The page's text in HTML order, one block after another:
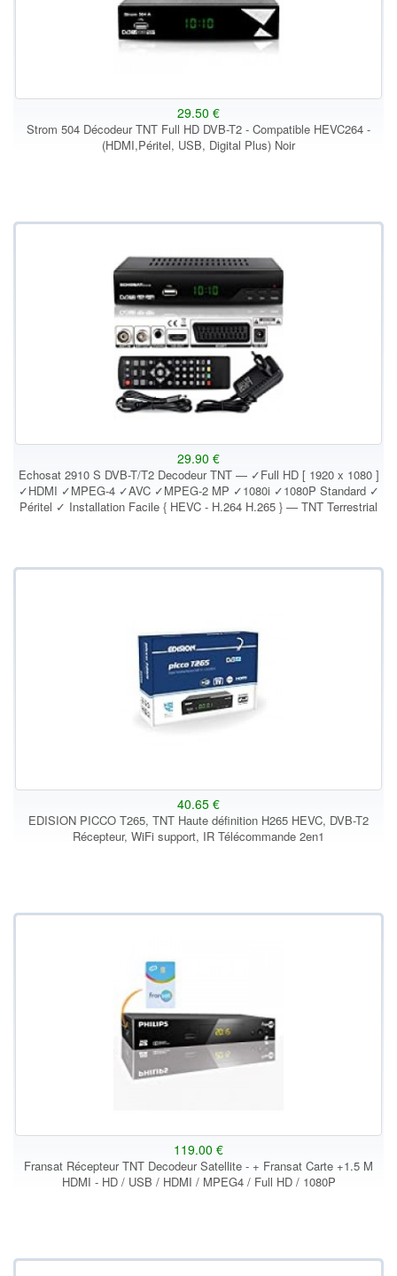
29.50 €
Strom 504 Décodeur TNT Full HD DVB-T2 - Compatible HEVC264 -
(HDMI,Péritel, USB, Digital Plus) Noir
29.90 €
Echosat 2910 S DVB-T/T2 Decodeur TNT — ✓Full HD [ 1920 x 1080 ]
✓HDMI ✓MPEG-4 ✓AVC ✓MPEG-2 MP ✓1080i ✓1080P Standard ✓
Péritel ✓ Installation Facile { HEVC - H.264 H.265 } — TNT Terrestrial
40.65 €
EDISION PICCO T265, TNT Haute définition H265 HEVC, DVB-T2
Récepteur, WiFi support, IR Télécommande 2en1
119.00 €
Fransat Récepteur TNT Decodeur Satellite - + Fransat Carte +1.5 M
HDMI - HD / USB / HDMI / MPEG4 / Full HD / 1080P